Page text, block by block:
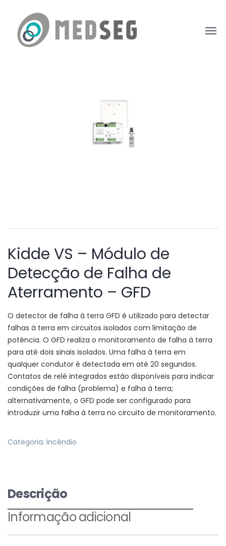
Kidde VS – Módulo de
Detecção de Falha de
Aterramento – GFD
O detector de falha à terra GFD é utilizado para detectar
falhas à terra em circuitos isolados com limitação de
potência. O GFD realiza o monitoramento de falha à terra
para até dois sinais isolados. Uma falha à terra em
qualquer condutor é detectada em até 20 segundos.
Contatos de relé integrados estão disponíveis para indicar
condições de falha (problema) e falha à terra;
alternativamente, o GFD pode ser configurado para
introduzir uma falha à terra no circuito de monitoramento.
Categoria: Incêndio
Descrição
Informação adicional